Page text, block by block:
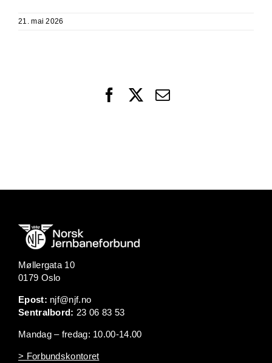
21. mai 2026
FacebookEmail
Møllergata 10
0179 Oslo
Epost: njf@njf.no
Sentralbord: 23 06 83 53
Mandag – fredag: 10.00-14.00
> Forbundskontoret